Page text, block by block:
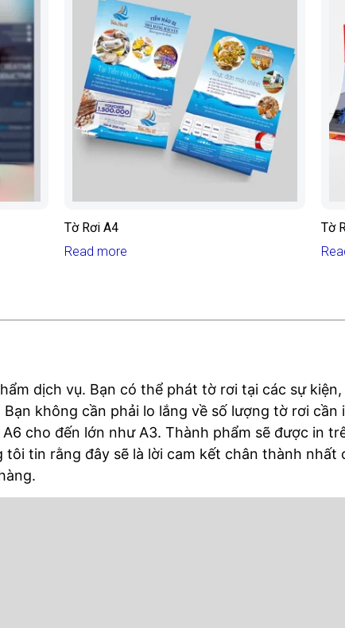
Tờ Rơi A4
Read more
Tờ
dịch vụ. Bạn có thể phát tờ rơi tại các sự
không cần phải lo lắng về số lượng tờ rơi
cho đến lớn như A3. Thành phẩm sẽ được in
tin rằng đây sẽ là lời cam kết chân thành nhất